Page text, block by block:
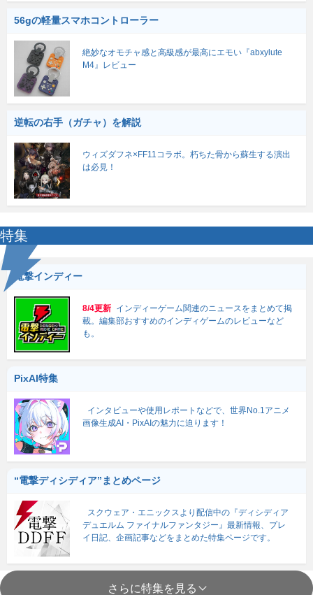
56gの軽量スマホコントローラー
絶妙なオモチャ感と高級感が最高にエモい『abxylute
M4』レビュー
逆転の右手（ガチャ）を解説
ウィズダフネ×FF11コラボ。朽ちた骨から蘇生する演出
は必見！
特集
電撃インディー
8/4更新 インディーゲーム関連のニュースをまとめて掲
載。編集部おすすめのインディゲームのレビューなど
も。
PixAI特集
インタビューや使用レポートなどで、世界No.1アニメ
画像生成AI・PixAIの魅力に迫ります！
“電撃ディシディア”まとめページ
スクウェア・エニックスより配信中の『ディシディア
デュエルム ファイナルファンタジー』最新情報、プレ
イ日記、企画記事などをまとめた特集ページです。
さらに特集を見る